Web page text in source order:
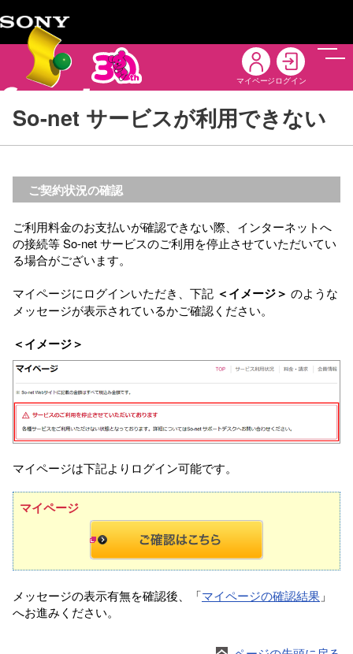
マイページ ログイン
メニ
So-net サービスが利用できない
ご契約状況の確認
ご利用料金のお支払いが確認できない際、インターネットへ
の接続等 So-net サービスのご利用を停止させていただいてい
る場合がございます。
マイページにログインいただき、下記 ＜イメージ＞ のような
メッセージが表示されているかご確認ください。
＜イメージ＞
マイページは下記よりログイン可能です。
マイページ
メッセージの表示有無を確認後、「マイページの確認結果 」
へお進みください。